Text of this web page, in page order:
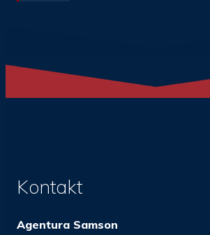
Kontakt
Agentura Samson